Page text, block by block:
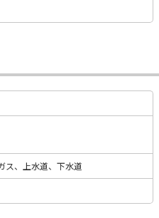
ス、上水道、下水道